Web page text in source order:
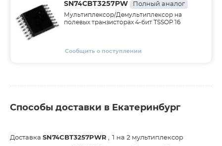
SN74CBT3257PW Полный аналог
Мультиплексор/Демультиплексор на
полевых транзисторах 4-бит TSSOP16
Сообщить о поступлении
Способы доставки в Екатеринбург
Доставка SN74CBT3257PWR , 1 на 2 мультиплексор